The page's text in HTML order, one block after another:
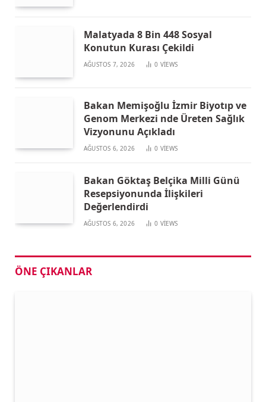
Malatyada 8 Bin 448 Sosyal
Konutun Kurası Çekildi
AĞUSTOS 7, 2026 0 VIEWS
Bakan Memişoğlu İzmir Biyotıp ve
Genom Merkezi nde Üreten Sağlık
Vizyonunu Açıkladı
AĞUSTOS 6, 2026 0 VIEWS
Bakan Göktaş Belçika Milli Günü
Resepsiyonunda İlişkileri
Değerlendirdi
AĞUSTOS 6, 2026 0 VIEWS
ÖNE ÇIKANLAR